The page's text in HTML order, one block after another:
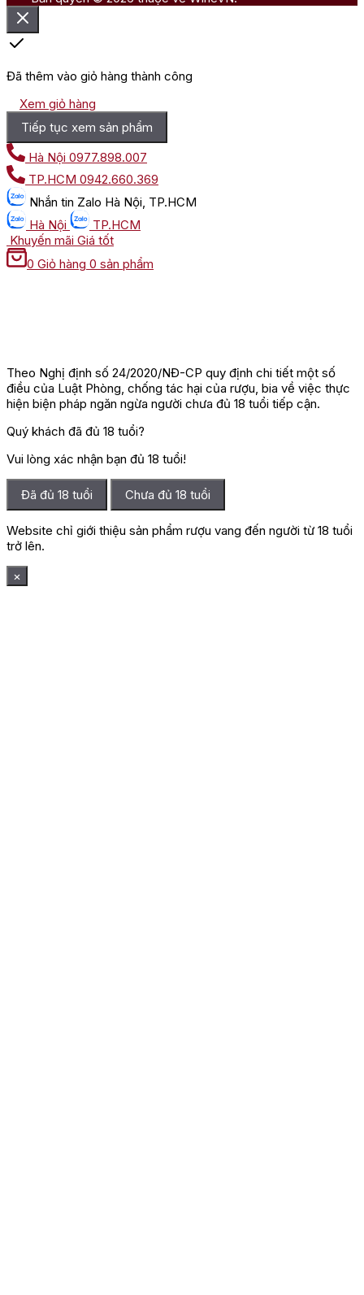
Đã thêm vào giỏ hàng thành công
Xem giỏ hàng
Tiếp tục xem sản phẩm
Hà Nội 0977.898.007
TP.HCM 0942.660.369
Nhắn tin Zalo Hà Nội, TP.HCM
Hà Nội
TP.HCM
Khuyến mãi Giá tốt
0 Giỏ hàng 0 sản phẩm
Theo Nghị định số 24/2020/NĐ-CP quy định chi tiết một số
điều của Luật Phòng, chống tác hại của rượu, bia về việc thực
hiện biện pháp ngăn ngừa người chưa đủ 18 tuổi tiếp cận.
Quý khách đã đủ 18 tuổi?
Vui lòng xác nhận bạn đủ 18 tuổi!
Đã đủ 18 tuổi Chưa đủ 18 tuổi
Website chỉ giới thiệu sản phẩm rượu vang đến người từ 18 tuổi
trở lên.
×